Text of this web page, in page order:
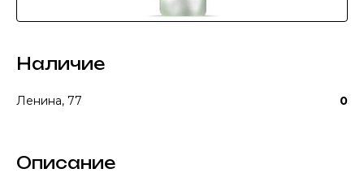
Наличие
Ленина, 77 0
Описание